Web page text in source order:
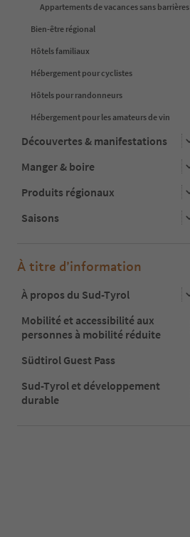
Appartements de vacances sans barrières
Bien-être régional
Hôtels familiaux
Hébergement pour cyclistes
Hôtels pour randonneurs
Hébergement pour les amateurs de vin
Découvertes & manifestations
Manger & boire
Produits régionaux
Saisons
À titre d’information
À propos du Sud-Tyrol
Mobilité et accessibilité aux
personnes à mobilité réduite
Südtirol Guest Pass
Sud-Tyrol et développement
durable